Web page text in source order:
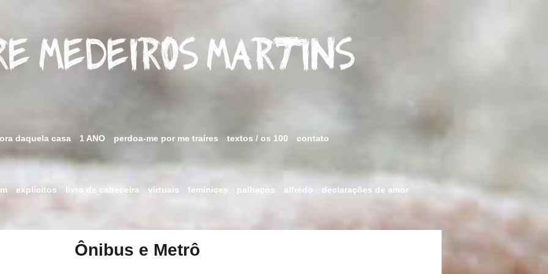
Medeiros Martins
daquela casa 1 ANO perdoa-me por me traíres textos / os 100 contato
explícitos livro de cabeceira virtuais feminices palhaços alfredo
declarações de amor
Ônibus e Metrô